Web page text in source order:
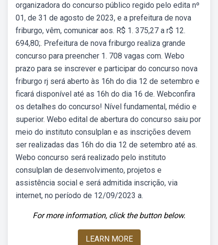
organizadora do concurso público regido pelo edita nº
01, de 31 de agosto de 2023, e a prefeitura de nova
friburgo, vêm, comunicar aos. R$ 1. 375,27 a r$ 12.
694,80;. Prefeitura de nova friburgo realiza grande
concurso para preencher 1. 708 vagas com. Webo
prazo para se inscrever e participar do concurso nova
friburgo rj será aberto às 16h do dia 12 de setembro e
ficará disponível até as 16h do dia 16 de. Webconfira
os detalhes do concurso! Nível fundamental, médio e
superior. Webo edital de abertura do concurso saiu por
meio do instituto consulplan e as inscrições devem
ser realizadas das 16h do dia 12 de setembro até as.
Webo concurso será realizado pelo instituto
consulplan de desenvolvimento, projetos e
assistência social e será admitida inscrição, via
internet, no período de 12/09/2023 a.
For more information, click the button below.
LEARN MORE